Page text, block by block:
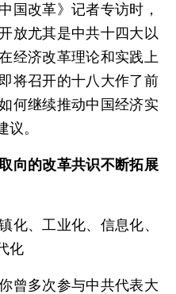
改革》记者专访时，
放尤其是中共十四大以
经济改革理论和实践上
将召开的十八大作了前
何继续推动中国经济实
。
向的改革共识不断拓展
化、工业化、信息化、
化
曾多次参与中共代表大